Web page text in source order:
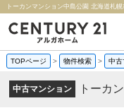
TOPページ > 物件検索 > 中古
中古マンション トーカ